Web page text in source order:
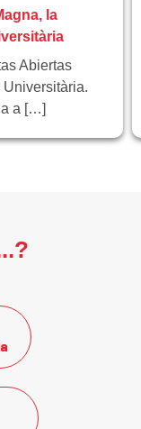
la
Abiertas
a […]